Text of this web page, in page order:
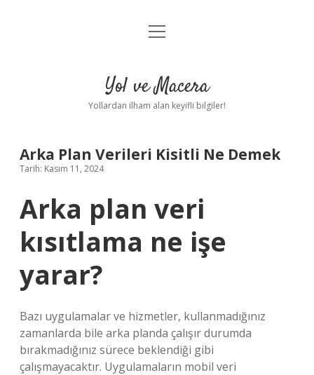
Anasayfa
Yasal Uyarı
menüyü
Yol ve Macera
Yollardan ilham alan keyifli bilgiler!
Arka Plan Verileri Kisitli Ne Demek
Tarih: Kasım 11, 2024
Arka plan veri
kısıtlama ne işe
yarar?
Bazı uygulamalar ve hizmetler, kullanmadığınız
zamanlarda bile arka planda çalışır durumda
bırakmadığınız sürece beklendiği gibi
çalışmayacaktır. Uygulamaların mobil veri